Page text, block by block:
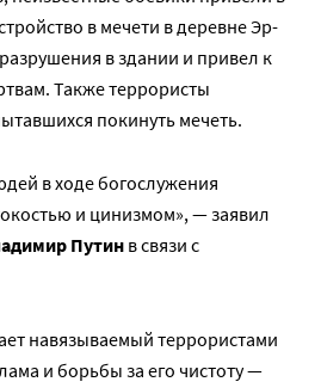
в мечети в деревне Эр-
в здании и привел к
Также террористы
покинуть мечеть.
в ходе богослужения
и цинизмом», — заявил
Путин в связи с
навязываемый террористами
и борьбы за его чистоту —